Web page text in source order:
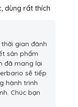
dùng rất thích
gian đánh
sản phẩm
đã mang lại
sẽ tiếp
hành trình
Chúc bạn